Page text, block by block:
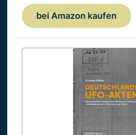
bei Amazon kaufen